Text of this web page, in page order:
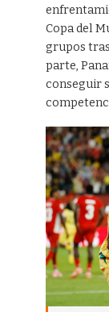
Copa del
grupos
parte,
conseguir